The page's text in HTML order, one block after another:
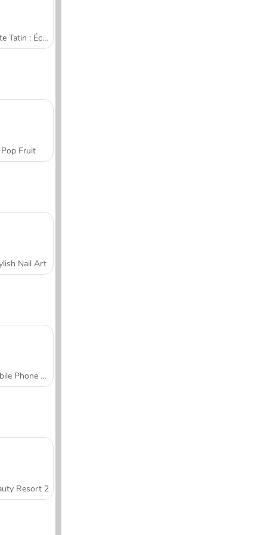
Tarte Tatin : École de cuisine de Sara
Pop Fruit
Nail Art
Mobile Phone Case Design & DIY
Resort 2